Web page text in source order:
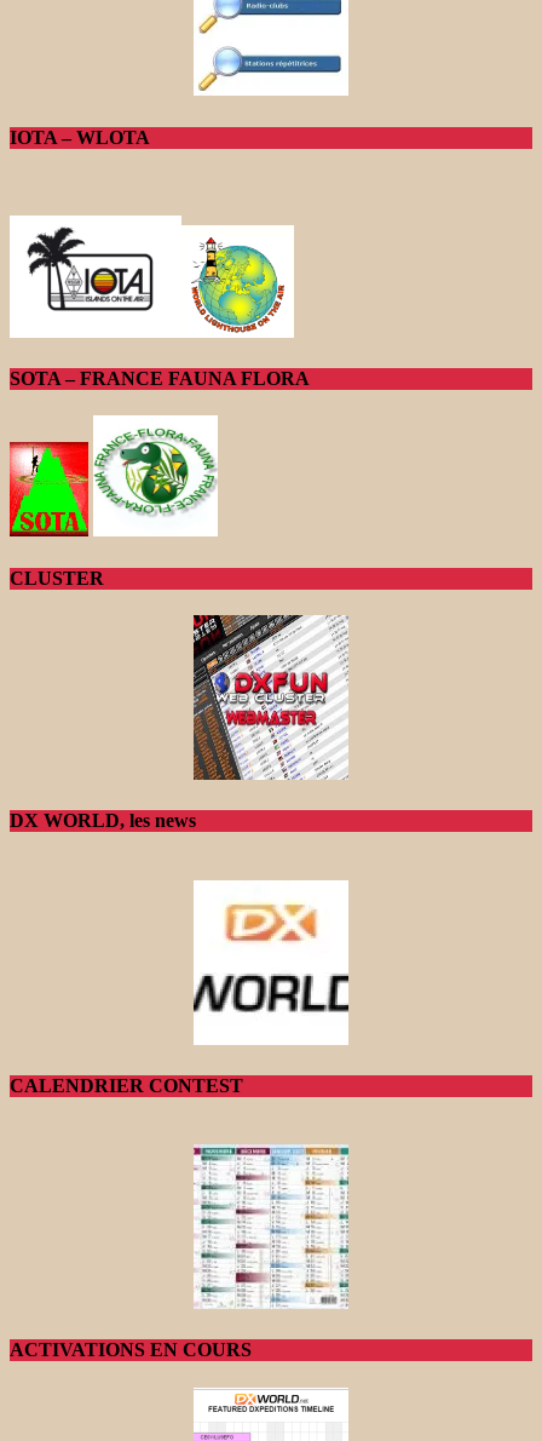
IOTA – WLOTA
SOTA – FRANCE FAUNA FLORA
CLUSTER
DX WORLD, les news
CALENDRIER CONTEST
ACTIVATIONS EN COURS